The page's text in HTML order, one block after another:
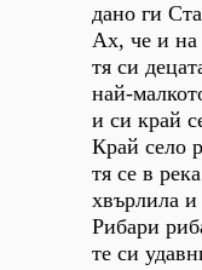
дано ги
Ах, че и на
тя си
най-
и си край
Край село
тя се в
хвърлила и
Рибари
те си